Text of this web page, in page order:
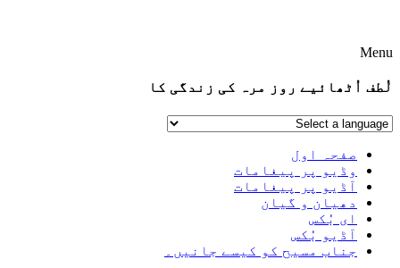
Menu
لُطف اُٹھائیے روز مرہ کی زندگی کا
صفحہ اول
وڈیو پر پیغامات
آڈیو پر پیغامات
دھیان و گیان
ای بُکس
آڈیو بُکس
جناب مسیح کو کیسے جانیں۔